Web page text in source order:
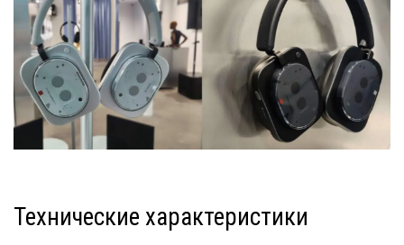
Технические характеристики